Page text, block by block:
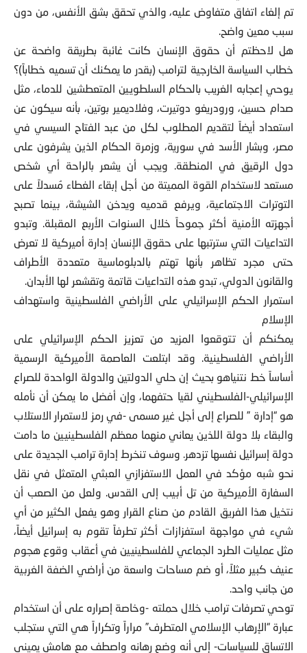
تم إلغاء اتفاق متفاوض عليه، والذي تحقق بشق الأنفس، من دون
سبب معين واضح.
هل لاحظتم أن حقوق الإنسان كانت غائبة بطريقة واضحة عن
خطاب السياسة الخارجية لترامب (بقدر ما يمكنك أن تسميه خطاباً)؟
يوحي إعجابه الغريب بالحكام السلطويين المتعطشين للدماء، مثل
صدام حسين، ورودريغو دوتيرت، وفلاديمير بوتين، بأنه سيكون عن
استعداد أيضاً لتقديم المطلوب لكل من عبد الفتاح السيسي في
مصر، وبشار الأسد في سورية، وزمرة الحكام الذين يشرفون على
دول الرقيق في المنطقة. ويجب أن يشعر بالراحة أي شخص
مستعد لاستخدام القوة المميتة من أجل إبقاء الغطاء مُسدلاً على
التوترات الاجتماعية، ويرفع قدميه ويدخن الشيشة، بينما تصبح
أجهزته الأمنية أكثر جموحاً خلال السنوات الأربع المقبلة. وتبدو
التداعيات التي سترتبها على حقوق الإنسان إدارة أميركية لا تعرض
حتى مجرد تظاهر بأنها تهتم بالدبلوماسية متعددة الأطراف
والقانون الدولي، تبدو هذه التداعيات قاتمة وتقشعر لها الأبدان.
استمرار الحكم الإسرائيلي على الأراضي الفلسطينية واستهداف
الإسلام
يمكنكم أن تتوقعوا المزيد من تعزيز الحكم الإسرائيلي على
الأراضي الفلسطينية. وقد ابتلعت العاصمة الأميركية الرسمية
أساساً خط نتنياهو بحيث إن حلي الدولتين والدولة الواحدة للصراع
الإسرائيلي-الفلسطيني لقيا حتفهما، وإن أفضل ما يمكن أن نأمله
هو “إدارة ” للصراع إلى أجل غير مسمى -في رمز لاستمرار الاستلاب
والبقاء بلا دولة اللذين يعاني منهما معظم الفلسطينيين ما دامت
دولة إسرائيل نفسها تزدهر. وسوف تنخرط إدارة ترامب الجديدة على
نحو شبه مؤكد في العمل الاستفزازي العبثي المتمثل في نقل
السفارة الأميركية من تل أبيب إلى القدس. ولعل من الصعب أن
نتخيل هذا الفريق القادم من صناع القرار وهو يفعل الكثير من أي
شيء في مواجهة استفزازات أكثر تطرفاً تقوم به إسرائيل أيضاً،
مثل عمليات الطرد الجماعي للفلسطينيين في أعقاب وقوع هجوم
عنيف كبير مثلاً، أو ضم مساحات واسعة من أراضي الضفة الغربية
من جانب واحد.
توحي تصرفات ترامب خلال حملته -وخاصة إصراره على أن استخدام
عبارة “الإرهاب الإسلامي المتطرف” مراراً وتكراراً هي التي ستجلب
الاتساق للسياسات- إلى أنه وضع رهانه واصطف مع هامش يميني